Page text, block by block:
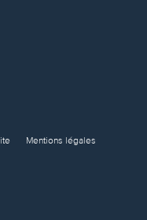
Mentions légales